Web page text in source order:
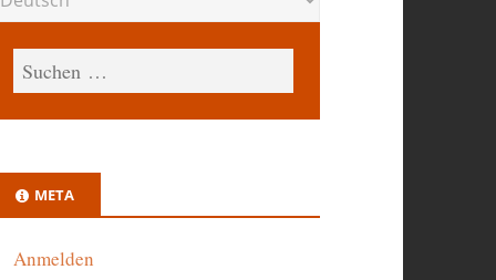
META
Anmelden